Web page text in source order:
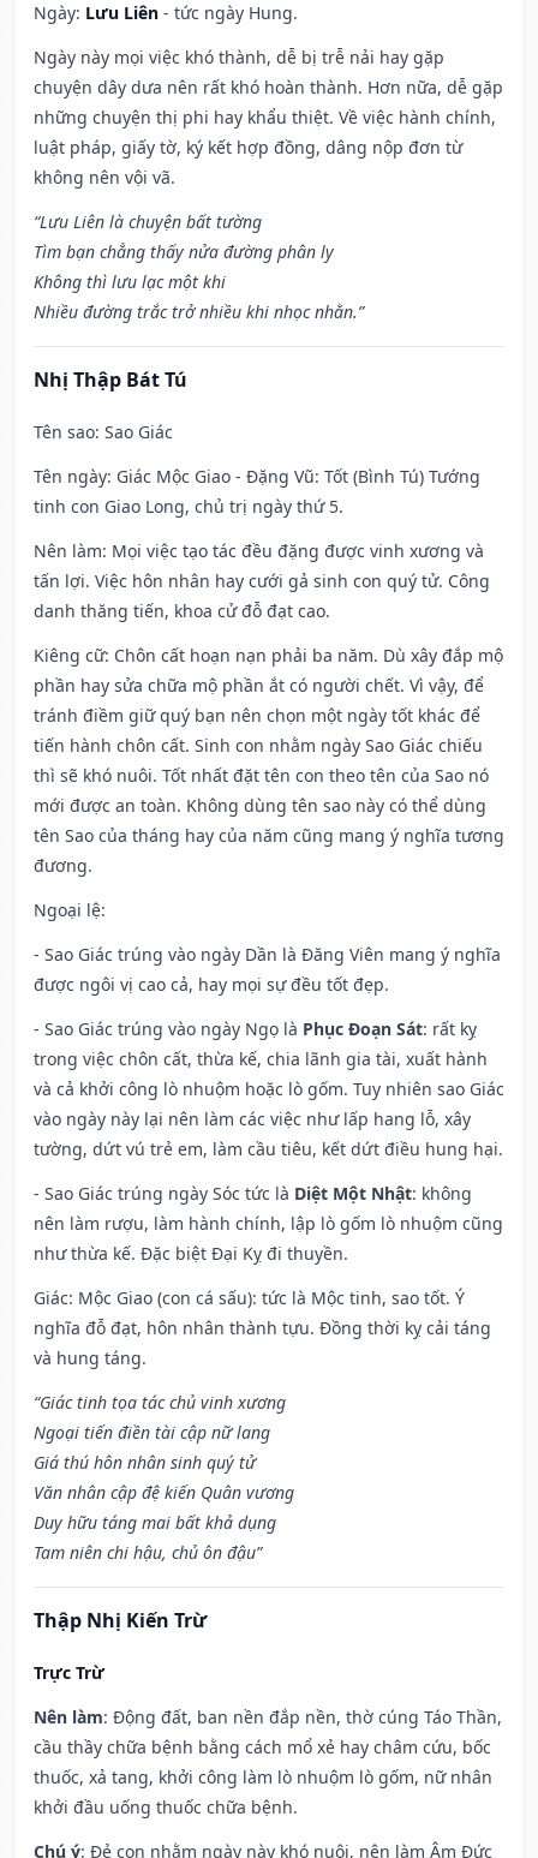
Ngày: Lưu Liên - tức ngày Hung.
Ngày này mọi việc khó thành, dễ bị trễ nải hay gặp
chuyện dây dưa nên rất khó hoàn thành. Hơn nữa, dễ gặp
những chuyện thị phi hay khẩu thiệt. Về việc hành chính,
luật pháp, giấy tờ, ký kết hợp đồng, dâng nộp đơn từ
không nên vội vã.
“Lưu Liên là chuyện bất tường
Tìm bạn chẳng thấy nửa đường phân ly
Không thì lưu lạc một khi
Nhiều đường trắc trở nhiều khi nhọc nhằn.”
Nhị Thập Bát Tú
Tên sao: Sao Giác
Tên ngày: Giác Mộc Giao - Đặng Vũ: Tốt (Bình Tú) Tướng
tinh con Giao Long, chủ trị ngày thứ 5.
Nên làm: Mọi việc tạo tác đều đặng được vinh xương và
tấn lợi. Việc hôn nhân hay cưới gả sinh con quý tử. Công
danh thăng tiến, khoa cử đỗ đạt cao.
Kiêng cữ: Chôn cất hoạn nạn phải ba năm. Dù xây đắp mộ
phần hay sửa chữa mộ phần ắt có người chết. Vì vậy, để
tránh điềm giữ quý bạn nên chọn một ngày tốt khác để
tiến hành chôn cất. Sinh con nhằm ngày Sao Giác chiếu
thì sẽ khó nuôi. Tốt nhất đặt tên con theo tên của Sao nó
mới được an toàn. Không dùng tên sao này có thể dùng
tên Sao của tháng hay của năm cũng mang ý nghĩa tương
đương.
Ngoại lệ:
- Sao Giác trúng vào ngày Dần là Đăng Viên mang ý nghĩa
được ngôi vị cao cả, hay mọi sự đều tốt đẹp.
- Sao Giác trúng vào ngày Ngọ là Phục Đoạn Sát: rất kỵ
trong việc chôn cất, thừa kế, chia lãnh gia tài, xuất hành
và cả khởi công lò nhuộm hoặc lò gốm. Tuy nhiên sao Giác
vào ngày này lại nên làm các việc như lấp hang lỗ, xây
tường, dứt vú trẻ em, làm cầu tiêu, kết dứt điều hung hại.
- Sao Giác trúng ngày Sóc tức là Diệt Một Nhật: không
nên làm rượu, làm hành chính, lập lò gốm lò nhuộm cũng
như thừa kế. Đặc biệt Đại Kỵ đi thuyền.
Giác: Mộc Giao (con cá sấu): tức là Mộc tinh, sao tốt. Ý
nghĩa đỗ đạt, hôn nhân thành tựu. Đồng thời kỵ cải táng
và hung táng.
“Giác tinh tọa tác chủ vinh xương
Ngoại tiến điền tài cập nữ lang
Giá thú hôn nhân sinh quý tử
Văn nhân cập đệ kiến Quân vương
Duy hữu táng mai bất khả dụng
Tam niên chi hậu, chủ ôn đậu”
Thập Nhị Kiến Trừ
Trực Trừ
Nên làm: Động đất, ban nền đắp nền, thờ cúng Táo Thần,
cầu thầy chữa bệnh bằng cách mổ xẻ hay châm cứu, bốc
thuốc, xả tang, khởi công làm lò nhuộm lò gốm, nữ nhân
khởi đầu uống thuốc chữa bệnh.
Chú ý: Đẻ con nhằm ngày này khó nuôi, nên làm Âm Đức